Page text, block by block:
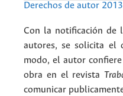
Derechos de autor
Con la notificación de
autores, se solicita el
modo, el autor
obra en el revista
comunicar